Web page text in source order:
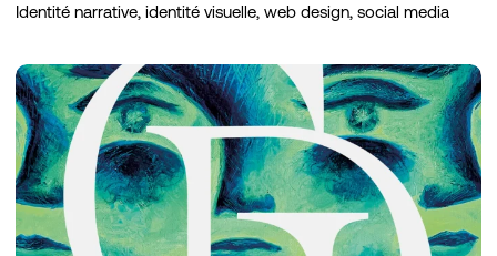
Identité narrative, identité visuelle, web design, social media
Galerie
Dauphine